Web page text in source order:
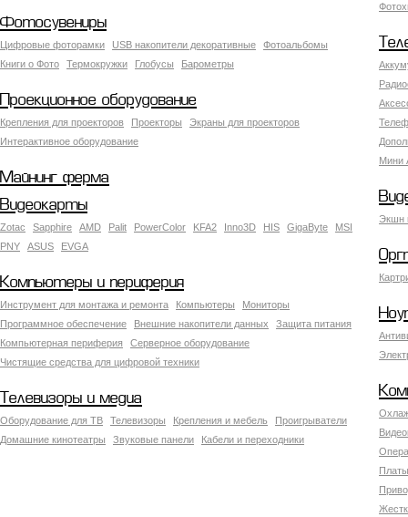
Фотосувениры
Цифровые фоторамки USB накопители декоративные
Фотоальбомы
Книги о Фото
Термокружки Глобусы Барометры
Мини
Проекционное оборудование
Крепления для проекторов Проекторы
Экраны для проекторов
Интерактивное оборудование
Майнинг ферма
Экшн
Видеокарты
Zotac Sapphire AMD Palit PowerColor KFA2 Inno3D HIS GigaByte
MSI
PNY
ASUS EVGA
Компьютеры и периферия
Инструмент для монтажа и ремонта Компьютеры
Мониторы
Программное обеспечение
Внешние накопители данных
Защита питания
Компьютерная периферия
Серверное оборудование
Чистящие средства для цифровой техники
Телевизоры и медиа
Оборудование для ТВ Телевизоры Крепления и мебель
Проигрыватели
Домашние кинотеатры
Звуковые панели Кабели и переходники